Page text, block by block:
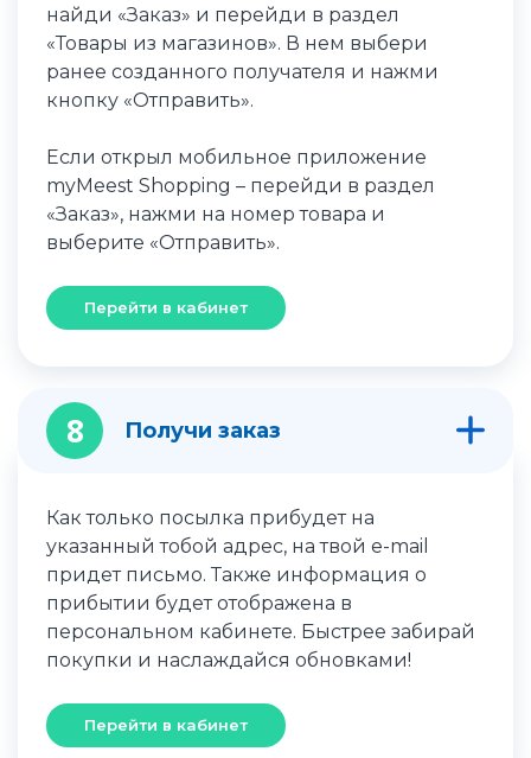
найди «Заказ» и перейди в раздел
«Товары из магазинов». В нем выбери
ранее созданного получателя и нажми
кнопку «Отправить».
Если открыл мобильное приложение
myMeest Shopping – перейди в раздел
«Заказ», нажми на номер товара и
выберите «Отправить».
Перейти в кабинет
8 Получи заказ
Как только посылка прибудет на
указанный тобой адрес, на твой e-mail
придет письмо. Также информация о
прибытии будет отображена в
персональном кабинете. Быстрее забирай
покупки и наслаждайся обновками!
Перейти в кабинет